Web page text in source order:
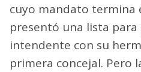
cuyo mandato termina
presentó una lista para
intendente con su
primera concejal. Pero